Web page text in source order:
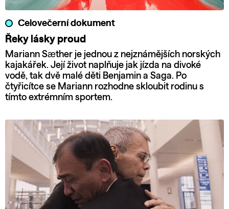
Celovečerní dokument
Řeky lásky proud
Mariann Sæther je jednou z nejznámějších norských
kajakářek. Její život naplňuje jak jízda na divoké
vodě, tak dvě malé děti Benjamin a Saga. Po
čtyřicítce se Mariann rozhodne skloubit rodinu s
tímto extrémním sportem.